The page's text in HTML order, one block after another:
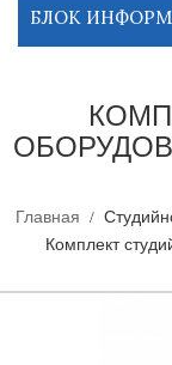
БЛОК
Главная
Комплект